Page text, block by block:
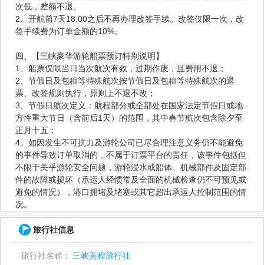
次低，差额不退。
2、开航前7天18:00之后不再办理改签手续。改签仅限一次，改
签手续费为订单金额的10%。
四、【三峡豪华游轮船票预订特别说明】
1、船票仅限当日当次航次有效，过期作废，且费用不退；
2、节假日及包租等特殊航次按节假日及包租等特殊航次的退
票、改签规则执行，原则上不退不改；
3、节假日航次定义：航程部分或全部处在国家法定节假日或地
方性重大节日（含前后1天）的范围，其中春节航次包含除夕至
正月十五；
4、如因发生不可抗力及游轮公司已尽合理注意义务仍不能避免
的事件导致订单取消的，不属于订票平台的责任，该事件包括但
不限于关乎游轮安全问题，游轮浸水或船体、机械部件及固定部
件的故障或损坏（承运人经惯常及全面的机械检查仍不可预见或
避免的情况），港口拥堵及堵塞或其它超出承运人控制范围的情
况。
旅行社信息
旅行社名称： 三峡美程旅行社